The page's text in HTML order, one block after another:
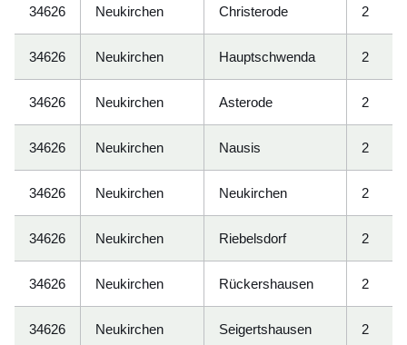
34626 Neukirchen Christerode 2
34626 Neukirchen Hauptschwenda 2
34626 Neukirchen Asterode 2
34626 Neukirchen Nausis 2
34626 Neukirchen Neukirchen 2
34626 Neukirchen Riebelsdorf 2
34626 Neukirchen Rückershausen 2
34626 Neukirchen Seigertshausen 2